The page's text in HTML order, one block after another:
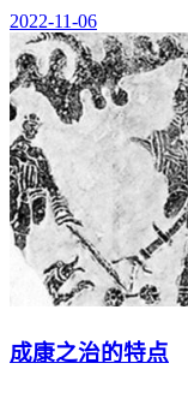
2022-11-06
成康之治的特点